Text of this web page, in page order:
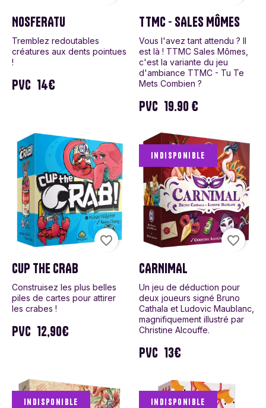
NOSFERATU
Tremblez redoutables
créatures aux dents pointues
!
PVC 14€
TTMC - SALES MÔMES
Vous l'avez tant attendu ? Il
est là ! TTMC Sales Mômes,
c'est la variante du jeu
d'ambiance TTMC - Tu Te
Mets Combien ?
PVC 19.90 €
CUP THE CRAB
Construisez les plus belles
piles de cartes pour attirer
les crabes !
PVC 12,90€
favorite_border
Indisponible
CARNIMAL
Un jeu de déduction pour
deux joueurs signé Bruno
Cathala et Ludovic Maublanc,
magnifiquement illustré par
Christine Alcouffe.
PVC 13€
favorite_border
Indisponible Indisponible